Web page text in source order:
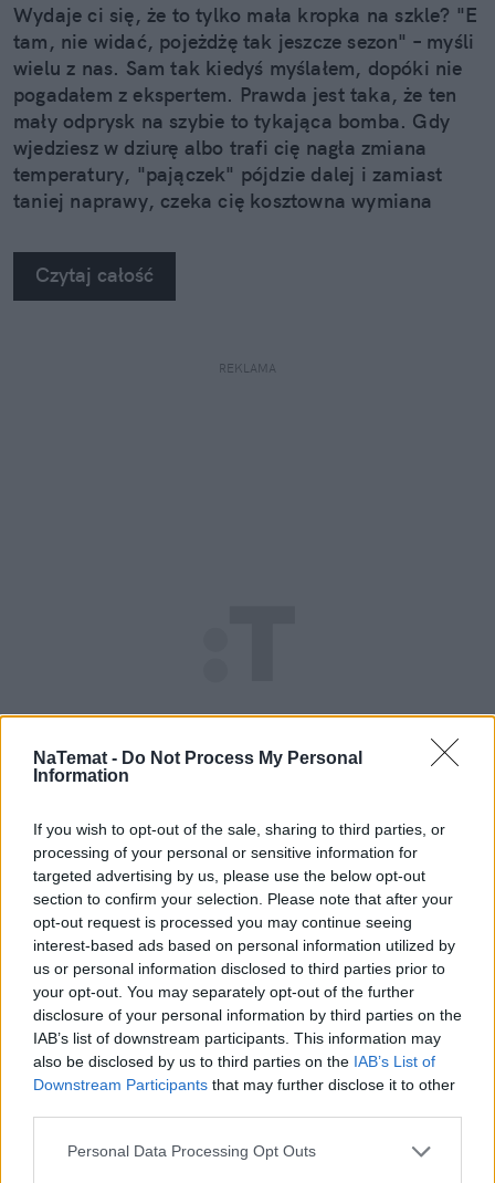
NaTemat - Do Not Process My Personal
Information
If you wish to opt-out of the sale, sharing to third parties, or
processing of your personal or sensitive information for
targeted advertising by us, please use the below opt-out
section to confirm your selection. Please note that after your
opt-out request is processed you may continue seeing
interest-based ads based on personal information utilized by
us or personal information disclosed to third parties prior to
your opt-out. You may separately opt-out of the further
disclosure of your personal information by third parties on the
IAB’s list of downstream participants. This information may
also be disclosed by us to third parties on the IAB’s List of
Downstream Participants that may further disclose it to other
Personal Data Processing Opt Outs
Wydaje ci się, że to tylko mała kropka na szkle? "E
tam, nie widać, pojeżdżę tak jeszcze sezon" – myśli
wielu z nas. Sam tak kiedyś myślałem, dopóki nie
pogadałem z ekspertem. Prawda jest taka, że ten
mały odprysk na szybie to tykająca bomba. Gdy
wjedziesz w dziurę albo trafi cię nagła zmiana
temperatury, "pajączek" pójdzie dalej i zamiast
taniej naprawy, czeka cię kosztowna wymiana
na własne oczy zobaczyć, jak profesjonaliści radzą
sobie z takimi uszkodzeniami.
Czytaj całość
REKLAMA